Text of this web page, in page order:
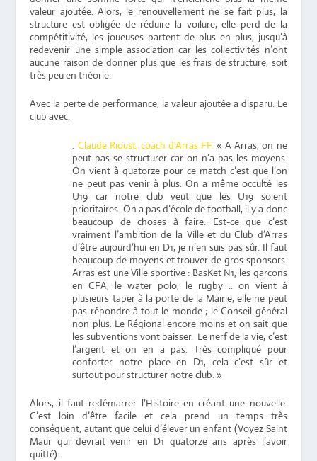
valeur ajoutée. Alors, le renouvellement ne se fait plus, la
structure est obligée de réduire la voilure, elle perd de la
compétitivité, les joueuses partent de plus en plus, jusqu’à
redevenir une simple association car les collectivités n’ont
aucune raison de donner plus que les frais de structure, soit
très peu en théorie.
Avec la perte de performance, la valeur ajoutée a disparu. Le
club avec.
Claude Rioust, coach d’Arras FF. « A Arras, on ne
peut pas se structurer car on n’a pas les moyens.
On vient à quatorze pour ce match c’est que l’on
ne peut pas venir à plus. On a même occulté les
U19 car notre club veut que les U19 soient
prioritaires. On a pas d’école de football, il y a donc
beaucoup de choses à faire. Est-ce que c’est
vraiment l’ambition de la Ville et du Club d’Arras
d’être aujourd’hui en D1, je n’en suis pas sûr. Il faut
beaucoup de moyens et trouver de gros sponsors.
Arras est une Ville sportive : BasKet N1, les garçons
en CFA, le water polo, le rugby .. on vient à
plusieurs taper à la porte de la Mairie, elle ne peut
pas répondre à tout le monde ; le Conseil général
non plus. Le Régional encore moins et on sait que
les subventions vont baisser. Le nerf de la vie, c’est
l’argent et on en a pas. Très compliqué pour
conforter notre place en D1, cela c’est sûr et
surtout pour structurer notre club. »
Alors, il faut redémarrer l’Histoire en créant une nouvelle.
C’est loin d’être facile et cela prend un temps très
conséquent, autant que celui d’élever un enfant (Voyez Saint
Maur qui devrait venir en D1 quatorze ans après l’avoir
quitté).